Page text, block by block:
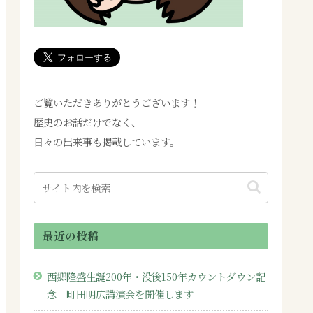
ご覧いただきありがとうございます！
歴史のお話だけでなく、
日々の出来事も掲載しています。
最近の投稿
西郷隆盛生誕200年・没後150年カウントダウン記
念 町田明広講演会を開催します